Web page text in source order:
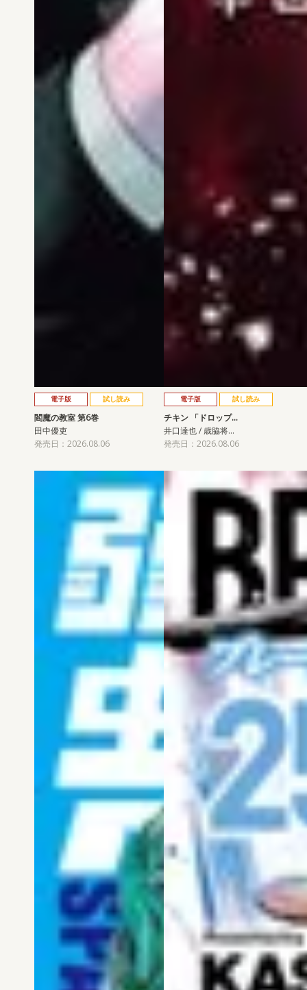
電子版 試し読み
閻魔の教室 第6巻
田中優吏
発売日：2026.08.06
電子版 試し読み
チキン 「ドロップ…
井口達也 / 歳脇将…
発売日：2026.08.06